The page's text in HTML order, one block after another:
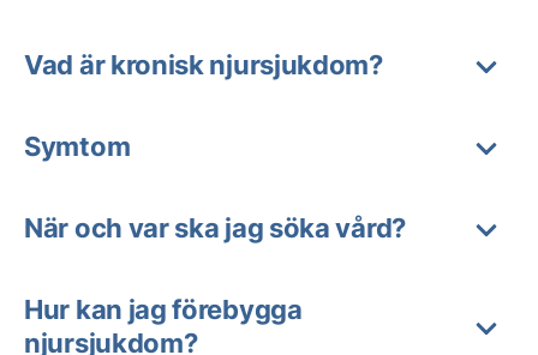
Vad är kronisk njursjukdom?
Symtom
När och var ska jag söka vård?
Hur kan jag förebygga
njursjukdom?